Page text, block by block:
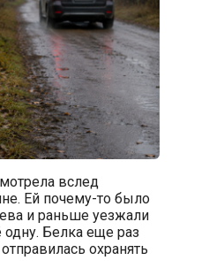
вслед
Ей почему-то было
и раньше уезжали
одну. Белка еще раз
охранять